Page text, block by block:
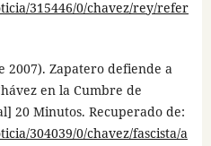
315446/0/chavez/rey/refer
2007). Zapatero defiende a
en la Cumbre de
20 Minutos. Recuperado de:
304039/0/chavez/fascista/a